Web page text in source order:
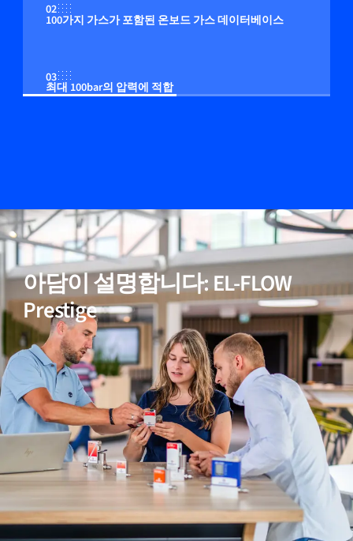
02
100가지 가스가 포함된 온보드 가스 데이터베이스
03
최대 100bar의 압력에 적합
05
비활성(반응성) 가스에 적합
06
정확한 온도 보정
아담이 설명합니다: EL-FLOW
Prestige